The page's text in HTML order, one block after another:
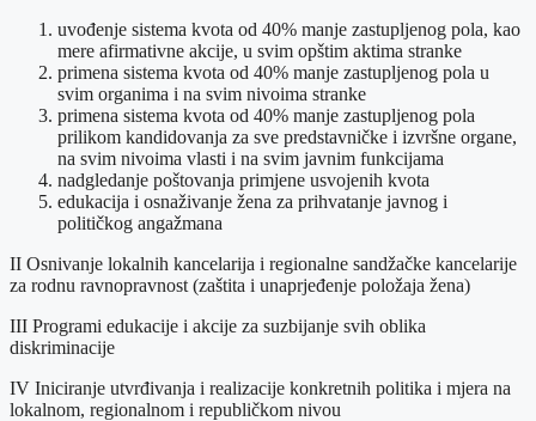
uvođenje sistema kvota od 40% manje zastupljenog pola, kao
mere afirmativne akcije, u svim opštim aktima stranke
primena sistema kvota od 40% manje zastupljenog pola u
svim organima i na svim nivoima stranke
primena sistema kvota od 40% manje zastupljenog pola
prilikom kandidovanja za sve predstavničke i izvršne organe,
na svim nivoima vlasti i na svim javnim funkcijama
nadgledanje poštovanja primjene usvojenih kvota
edukacija i osnaživanje žena za prihvatanje javnog i
političkog angažmana
II Osnivanje lokalnih kancelarija i regionalne sandžačke kancelarije
za rodnu ravnopravnost (zaštita i unaprjeđenje položaja žena)
III Programi edukacije i akcije za suzbijanje svih oblika
diskriminacije
IV Iniciranje utvrđivanja i realizacije konkretnih politika i mjera na
lokalnom, regionalnom i republičkom nivou